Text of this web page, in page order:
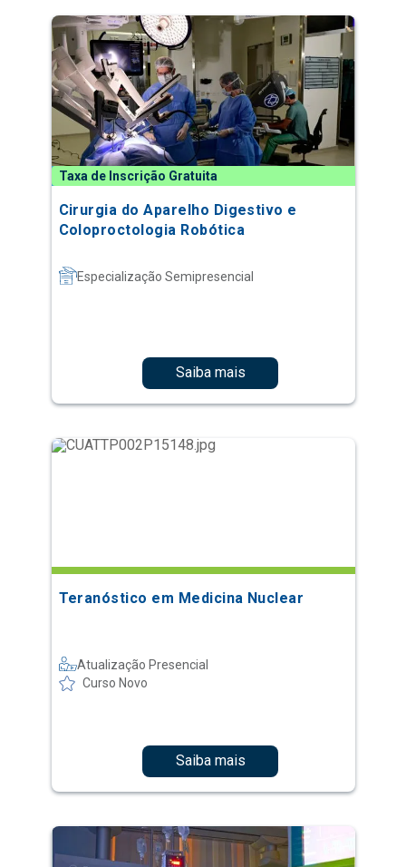
Taxa de Inscrição Gratuita
Cirurgia do Aparelho Digestivo e
Coloproctologia Robótica
Especialização Semipresencial
Saiba mais
Teranóstico em Medicina Nuclear
Atualização Presencial
Curso Novo
Saiba mais